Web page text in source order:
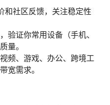
和社区反馈，关注稳定性
验证你常用设备（手机、
量。
频、游戏、办公、跨境工
宽需求。